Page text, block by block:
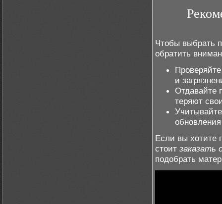
Чтобы выбрать
обратить
и
Отдавайте
теряют
Если вы хотите
стоит заказать
подобрать